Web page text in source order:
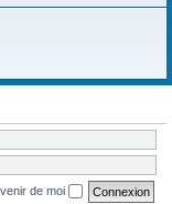
de moi